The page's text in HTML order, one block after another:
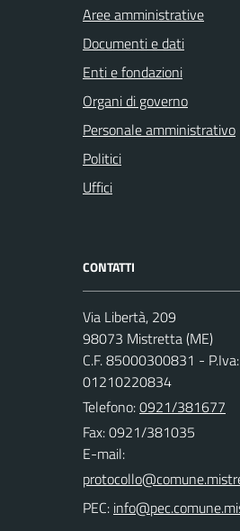
Aree amministrative
Documenti e dati
Enti e fondazioni
Organi di governo
Personale amministrativo
Politici
Uffici
CONTATTI
Via Libertà, 209
98073 Mistretta (ME)
C.F. 85000300831 - P.Iva:
01210220834
Telefono:0921/381677
Fax: 0921/381035
E-mail:
PEC: